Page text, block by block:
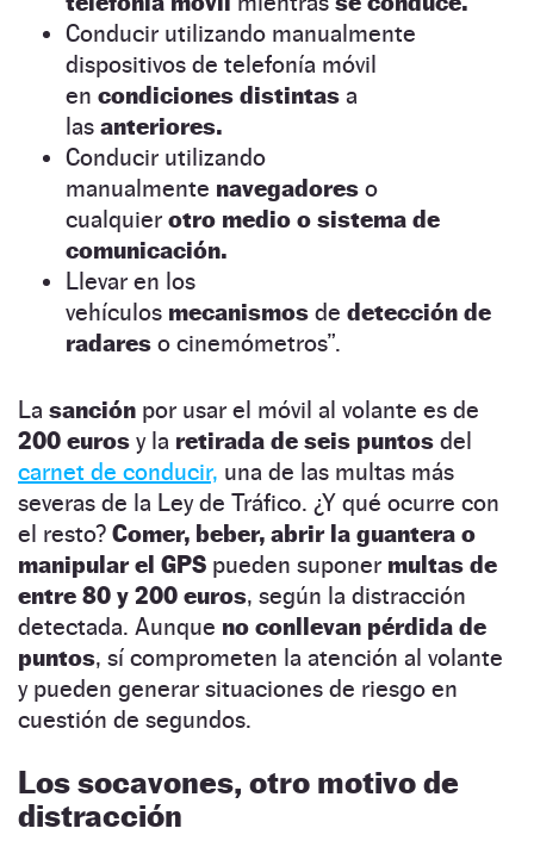
Conducir utilizando manualmente
dispositivos de telefonía móvil
en condiciones distintas a
las anteriores.
Conducir utilizando
manualmente navegadores o
cualquier otro medio o sistema de
comunicación.
Llevar en los
vehículos mecanismos de detección de
radares o cinemómetros”.
La sanción por usar el móvil al volante es de
200 euros y la retirada de seis puntos del
carnet de conducir, una de las multas más
severas de la Ley de Tráfico. ¿Y qué ocurre con
el resto? Comer, beber, abrir la guantera o
manipular el GPS pueden suponer multas de
entre 80 y 200 euros, según la distracción
detectada. Aunque no conllevan pérdida de
puntos, sí comprometen la atención al volante
y pueden generar situaciones de riesgo en
cuestión de segundos.
Los socavones, otro motivo de
distracción